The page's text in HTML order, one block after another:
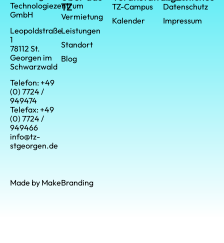
Technologiezentrum
GmbH
Leopoldstraße
1
78112 St.
Georgen im
Schwarzwald
Telefon: +49
(0) 7724 /
949474
Telefax: +49
(0) 7724 /
949466
info@tz-
stgeorgen.de
TZ
Vermietung
Leistungen
Standort
Blog
TZ-Campus
Kalender
Datenschutz
Impressum
Made by MakeBranding